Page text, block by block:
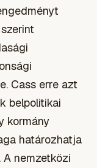
Cass erre azt
belpolitikai
kormány
határozhatja
nemzetközi